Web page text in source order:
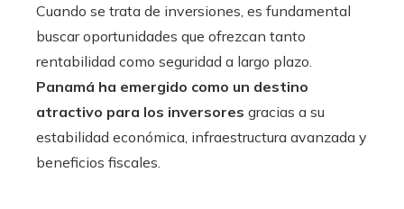
Cuando se trata de inversiones, es fundamental
buscar oportunidades que ofrezcan tanto
rentabilidad como seguridad a largo plazo.
Panamá ha emergido como un destino
atractivo para los inversores gracias a su
estabilidad económica, infraestructura avanzada y
beneficios fiscales.